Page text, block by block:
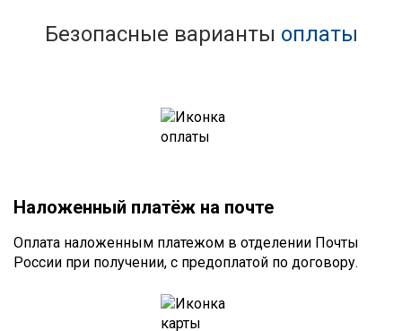
Безопасные варианты оплаты
Наложенный платёж на почте
Оплата наложенным платежом в отделении Почты
России при получении, с предоплатой по договору.